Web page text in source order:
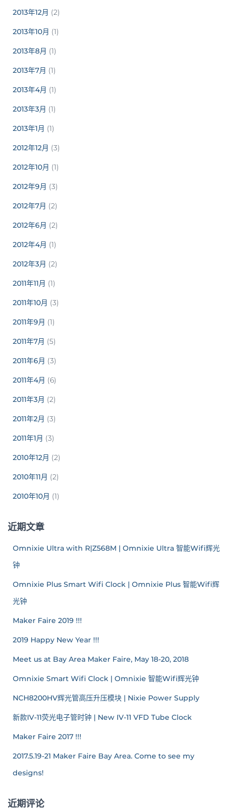
2013年12月 (2)
2013年10月 (1)
2013年8月 (1)
2013年7月 (1)
2013年4月 (1)
2013年3月 (1)
2013年1月 (1)
2012年12月 (3)
2012年10月 (1)
2012年9月 (3)
2012年7月 (2)
2012年6月 (2)
2012年4月 (1)
2012年3月 (2)
2011年11月 (1)
2011年10月 (3)
2011年9月 (1)
2011年7月 (5)
2011年6月 (3)
2011年4月 (6)
2011年3月 (2)
2011年2月 (3)
2011年1月 (3)
2010年12月 (2)
2010年11月 (2)
2010年10月 (1)
近期文章
Omnixie Ultra with R|Z568M | Omnixie Ultra 智能Wifi辉光
钟
Omnixie Plus Smart Wifi Clock | Omnixie Plus 智能Wifi辉
光钟
Maker Faire 2019 !!!
2019 Happy New Year !!!
Meet us at Bay Area Maker Faire, May 18-20, 2018
Omnixie Smart Wifi Clock | Omnixie 智能Wifi辉光钟
NCH8200HV辉光管高压升压模块 | Nixie Power Supply
新款IV-11荧光电子管时钟 | New IV-11 VFD Tube Clock
Maker Faire 2017 !!!
2017.5.19-21 Maker Faire Bay Area. Come to see my
designs!
近期评论